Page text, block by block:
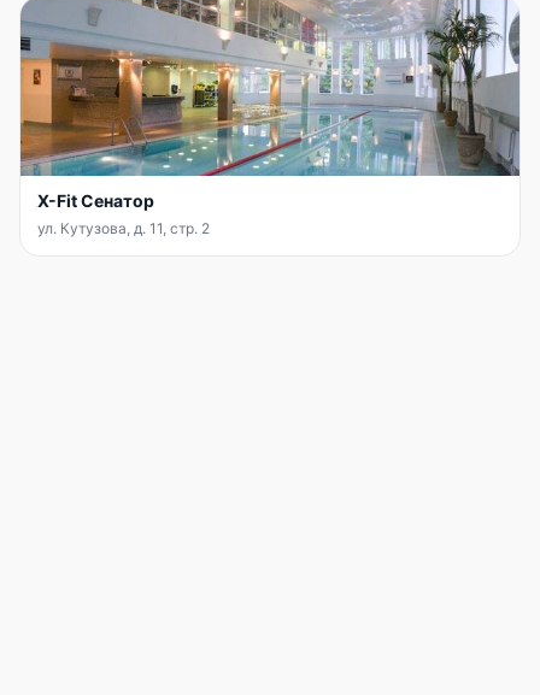
X-Fit Сенатор
ул. Кутузова, д. 11, стр. 2